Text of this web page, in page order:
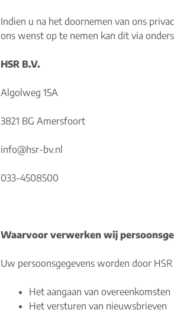
Indien u na het doornemen van ons
ons wenst op te nemen kan dit via
HSR B.V.
Algolweg 15A
3821 BG Amersfoort
info@hsr-bv.nl
033-4508500
Waarvoor verwerken wij
Uw persoonsgegevens worden door
Het aangaan van overeenkomsten
Het versturen van nieuwsbrieven